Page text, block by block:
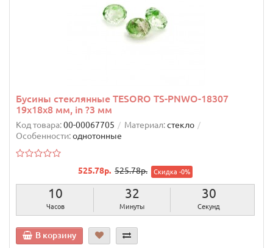
Бусины стеклянные TESОRO TS-PNWO-18307
19х18х8 мм, in ?3 мм
Код товара:00-00067705 Материал:стекло
Особенности:однотонные
525.78р. 525.78р. Скидка -0%
10
Часов
32
Минуты
29
Секунд
В корзину